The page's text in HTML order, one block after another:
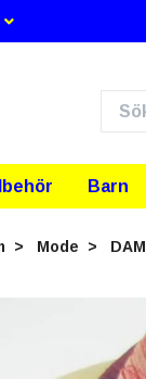
Barn
Mode DAM